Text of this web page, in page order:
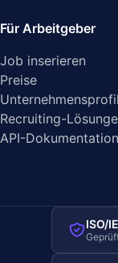
Für Arbeitgeber
Job inserieren
Preise
Unternehmensprofil
Recruiting-
API-Dokumentation
ISO/